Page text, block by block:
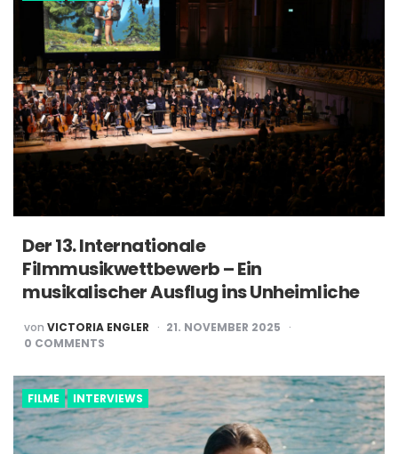
Der 13. Internationale
Filmmusikwettbewerb – Ein
musikalischer Ausflug ins Unheimliche
POSTED
BY
von VICTORIA ENGLER
21. NOVEMBER 2025
0 COMMENTS
FILME INTERVIEWS